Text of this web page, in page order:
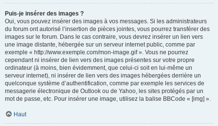
Puis-je insérer des images ?
Oui, vous pouvez insérer des images à vos messages. Si les administrateurs
du forum ont autorisé l’insertion de pièces jointes, vous pourrez transférer des
images sur le forum. Dans le cas contraire, vous devrez insérer un lien vers
une image distante, hébergée sur un serveur internet public, comme par
exemple « http://www.exemple.com/mon-image.gif ». Vous ne pourrez
cependant ni insérer de lien vers des images présentes sur votre propre
ordinateur (à moins, bien évidemment, que celui-ci soit en lui-même un
serveur internet), ni insérer de lien vers des images hébergées derrière un
quelconque système d’authentification, comme par exemple les services de
messagerie électronique de Outlook ou de Yahoo, les sites protégés par un
mot de passe, etc. Pour insérer une image, utilisez la balise BBCode « [img] ».
Haut